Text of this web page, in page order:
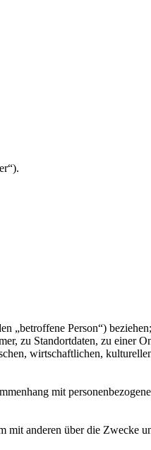
„betroffene Person“)
zu Standortdaten, zu einer
wirtschaftlichen,
mit
mit anderen über die Zwecke